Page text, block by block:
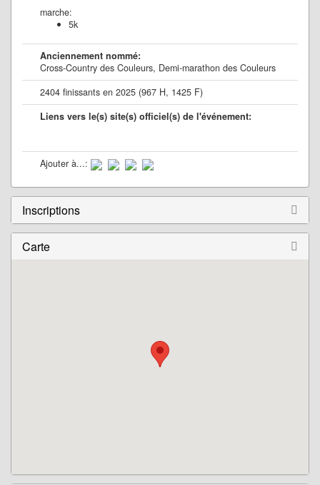
marche:
5k
Anciennement nommé:
Cross-Country des Couleurs, Demi-marathon des Couleurs
2404 finissants en 2025 (967 H, 1425 F)
Liens vers le(s) site(s) officiel(s) de l'événement:
Ajouter à...:
Inscriptions
Carte